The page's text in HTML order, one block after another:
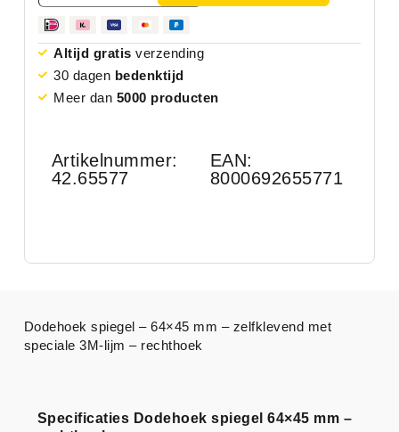
Altijd gratis verzending
30 dagen bedenktijd
Meer dan 5000 producten
Artikelnummer:
42.65577
EAN:
8000692655771
Specificaties Dodehoek spiegel 64×45 mm –
Dodehoek spiegel – 64×45 mm – zelfklevend met
speciale 3M-lijm – rechthoek